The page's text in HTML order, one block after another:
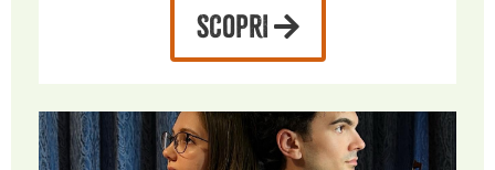
SCOPRI